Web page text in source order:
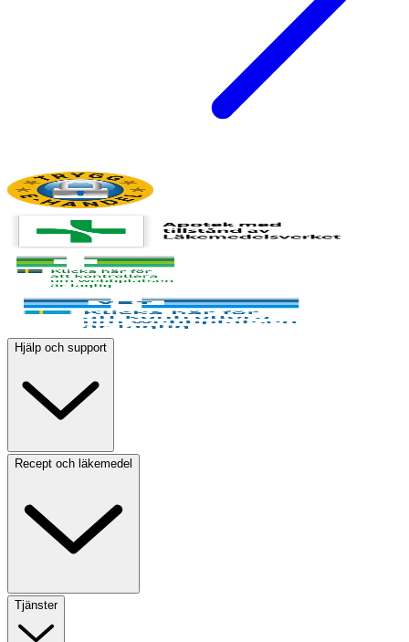
Hjälp och support
Recept och läkemedel
Tjänster